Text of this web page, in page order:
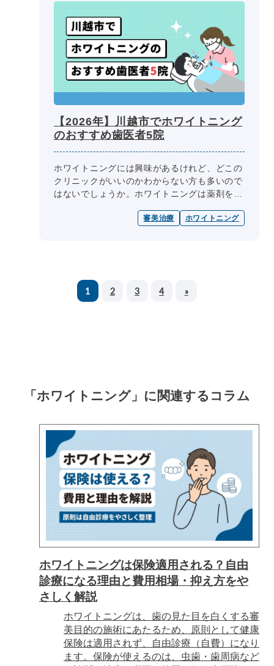
【2026年】川越市でホワイトニング
のおすすめ歯医者5院
ホワイトニングには興味があるけれど、どこの
クリニックがいいのかわからない方も多いので
はないでしょうか。ホワイトニングは薬剤を塗
れを落とし白い歯にする施術です。...
審美治療 ホワイトニング
1 2 3 4 »
「ホワイトニング」に関連するコラム
ホワイトニングは保険適用される？自由
診療になる理由と費用相場・抑え方をや
さしく解説
ホワイトニングは、歯の見た目を白くする審
美目的の施術にあたるため、原則として健康
保険は適用されず、自由診療（自費）になり
ます。保険が使えるのは、虫歯・歯周病など